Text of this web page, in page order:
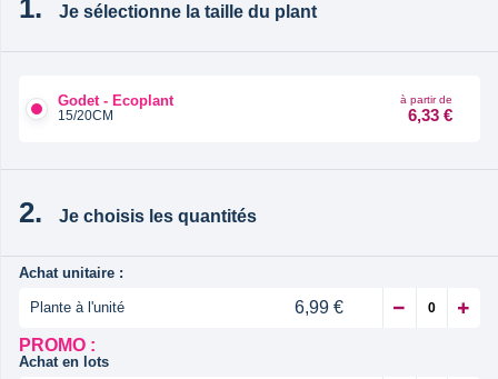
Je sélectionne la taille du plant
Godet - Ecoplant
15/20CM
à partir de
6,33 €
Je choisis les quantités
Achat unitaire :
Plante à l'unité
6,99 €
PROMO :
Achat en lots